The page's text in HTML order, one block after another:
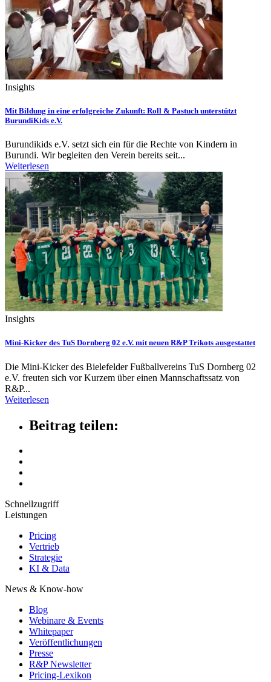
Insights
Mit Bildung in eine erfolgreiche Zukunft: Roll & Pastuch unterstützt
BurundiKids e.V.
Burundikids e.V. setzt sich ein für die Rechte von Kindern in
Burundi. Wir begleiten den Verein bereits seit...
Weiterlesen
Insights
Mini-Kicker des TuS Dornberg 02 e.V. mit neuen R&P Trikots ausgestattet
Die Mini-Kicker des Bielefelder Fußballvereins TuS Dornberg 02
e.V. freuten sich vor Kurzem über einen Mannschaftssatz von
R&P...
Weiterlesen
Beitrag teilen:
Schnellzugriff
Leistungen
Pricing
Vertrieb
Strategie
KI & Data
News & Know-how
Blog
Webinare & Events
Whitepaper
Veröffentlichungen
Presse
R&P Newsletter
Pricing-Lexikon